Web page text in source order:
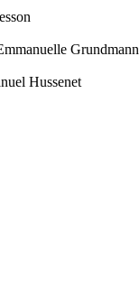
Grundmann
Hussenet